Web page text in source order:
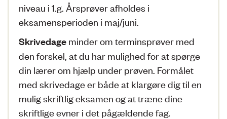
niveau i 1.g. Årsprøver afholdes i
eksamensperioden i maj/juni.
Skrivedage minder om terminsprøver med
den forskel, at du har mulighed for at spørge
din lærer om hjælp under prøven. Formålet
med skrivedage er både at klargøre dig til en
mulig skriftlig eksamen og at træne dine
skriftlige evner i det pågældende fag.